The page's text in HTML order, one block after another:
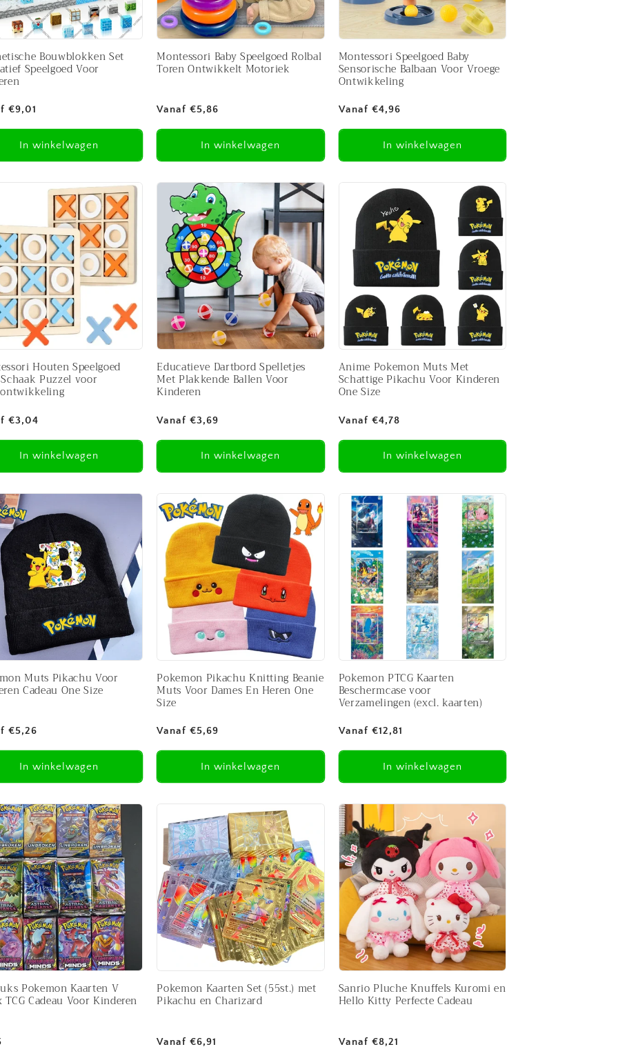
Bouwblokken Set
Speelgoed Voor
€9,01
In winkelwagen
Montessori Baby Speelgoed Rolbal
Toren Ontwikkelt Motoriek
Normale
prijs
Vanaf €5,86
In winkelwagen
Montessori Speelgoed Baby
Sensorische Balbaan Voor Vroege
Ontwikkeling
Normale
prijs
Vanaf €4,96
In winkelwagen
Houten Speelgoed
Puzzel voor
€3,04
In winkelwagen
Educatieve Dartbord Spelletjes
Met Plakkende Ballen Voor
Kinderen
Normale
prijs
Vanaf €3,69
In winkelwagen
Anime Pokemon Muts Met
Schattige Pikachu Voor Kinderen
One Size
Normale
prijs
Vanaf €4,78
In winkelwagen
Muts Pikachu Voor
Cadeau One Size
€5,26
In winkelwagen
Pokemon Pikachu Knitting Beanie
Muts Voor Dames En Heren One
Size
Normale
prijs
Vanaf €5,69
In winkelwagen
Pokemon PTCG Kaarten
Beschermcase voor
Verzamelingen (excl. kaarten)
Normale
prijs
Vanaf €12,81
In winkelwagen
Pokemon Kaarten V
TCG Cadeau Voor Kinderen
Pokemon Kaarten Set (55st.) met
Pikachu en Charizard
Normale
Vanaf €6,91
Sanrio Pluche Knuffels Kuromi en
Hello Kitty Perfecte Cadeau
Normale
Vanaf €8,21